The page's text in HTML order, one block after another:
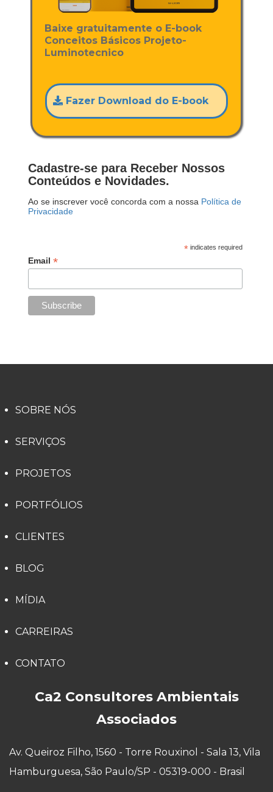
Baixe gratuitamente o E-book
Conceitos Básicos Projeto-
Luminotecnico
Fazer Download do E-book
Cadastre-se para Receber Nossos
Conteúdos e Novidades.
Ao se inscrever você concorda com a nossa Política de
Privacidade
* indicates required
Email*
SOBRE NÓS
SERVIÇOS
PROJETOS
PORTFÓLIOS
CLIENTES
BLOG
MÍDIA
CARREIRAS
CONTATO
Ca2 Consultores Ambientais
Associados
Av. Queiroz Filho, 1560 - Torre Rouxinol - Sala 13, Vila
Hamburguesa, São Paulo/SP - 05319-000 - Brasil